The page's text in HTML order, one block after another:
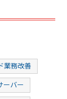
業務改善
ーバー